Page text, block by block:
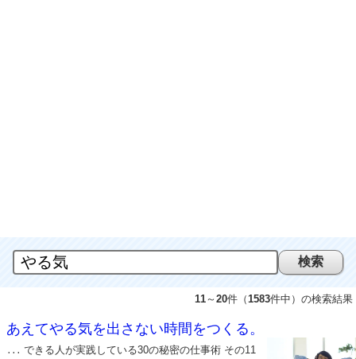
11～ 20件（1583件中）の検索結果
あえてやる気を出さない時間をつくる。
... できる人が実践している30の秘密の仕事術 その11